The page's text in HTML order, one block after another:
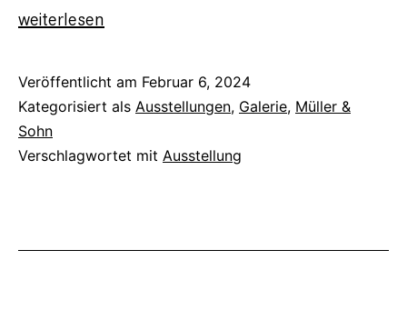
Silentium
weiterlesen
Veröffentlicht am Februar 6, 2024
Kategorisiert als Ausstellungen, Galerie, Müller &
Sohn
Verschlagwortet mit Ausstellung